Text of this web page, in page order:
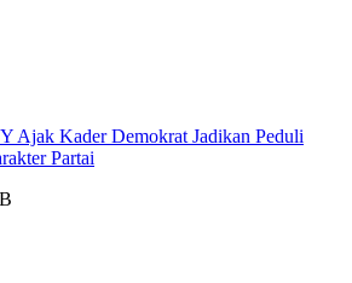
Ajak Kader Demokrat Jadikan Peduli
Partai